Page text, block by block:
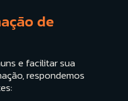
de
e facilitar sua
respondemos